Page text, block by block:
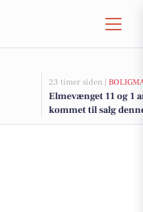
23 timer siden |
Elmevænget 11 og 1
kommet til salg
boligerne her.